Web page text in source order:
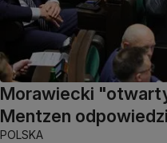
Morawiecki
Mentzen
POLSKA